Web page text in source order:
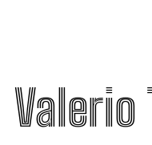
Valerio